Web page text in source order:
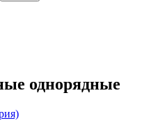
однорядные